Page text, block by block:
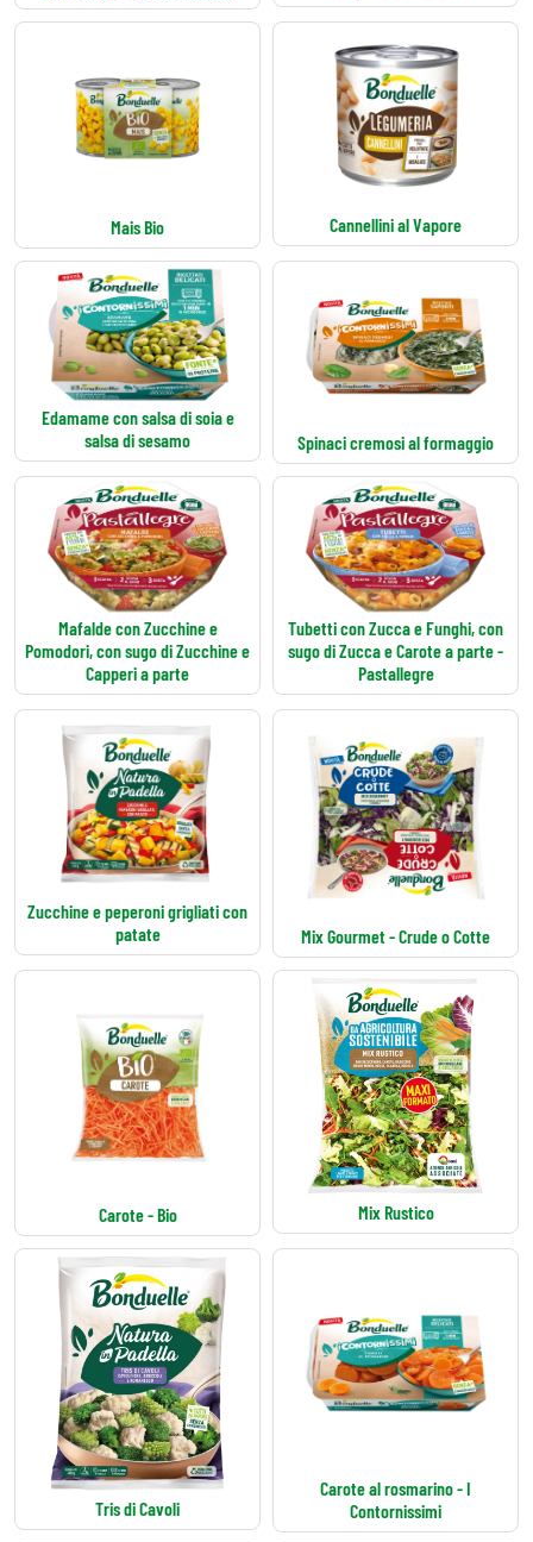
Mais Bio Cannellini al Vapore
Edamame con salsa di soia e
salsa di sesamo
Spinaci cremosi al formaggio
Mafalde con Zucchine e
Pomodori, con sugo di Zucchine e
Capperi a parte
Tubetti con Zucca e Funghi, con
sugo di Zucca e Carote a parte -
Pastallegre
Zucchine e peperoni grigliati con
patate
Mix Gourmet - Crude o Cotte
Carote - Bio Mix Rustico
Tris di Cavoli
Carote al rosmarino - I
Contornissimi